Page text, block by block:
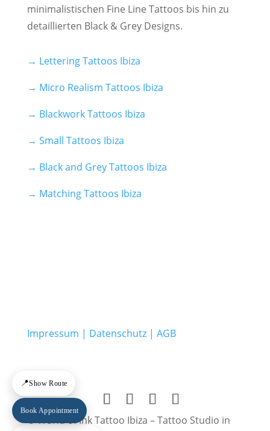
minimalistischen Fine Line Tattoos bis hin zu
detaillierten Black & Grey Designs.
→ Lettering Tattoos Ibiza
→ Micro Realism Tattoos Ibiza
→ Blackwork Tattoos Ibiza
→ Small Tattoos Ibiza
→ Black and Grey Tattoos Ibiza
→ Matching Tattoos Ibiza
Impressum | Datenschutz | AGB
© World of Ink Tattoo Ibiza – Tattoo Studio in
Book Appointment
📍Show Route